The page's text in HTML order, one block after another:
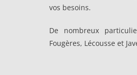
vos besoins.
De nombreux
Fougères, Lécousse et